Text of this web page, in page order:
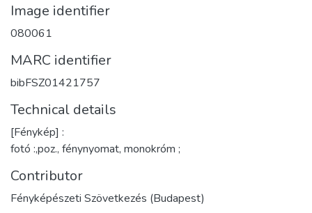
Image identifier
080061
MARC identifier
bibFSZ01421757
Technical details
[Fénykép] :
fotó :,poz., fénynyomat, monokróm ;
Contributor
Fényképészeti Szövetkezés (Budapest)